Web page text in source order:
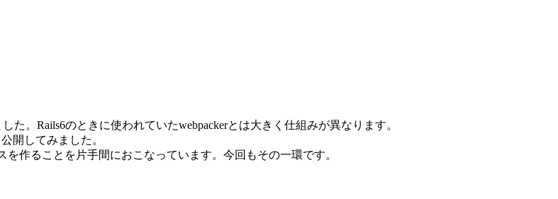
た。Rails6のときに使われていたwebpackerとは大きく仕組みが異なります。
開してみました。
作ることを片手間におこなっています。今回もその一環です。